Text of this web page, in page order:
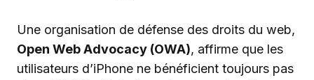
Une organisation de défense des droits du web,
Open Web Advocacy (OWA), affirme que les
utilisateurs d’iPhone ne bénéficient toujours pas